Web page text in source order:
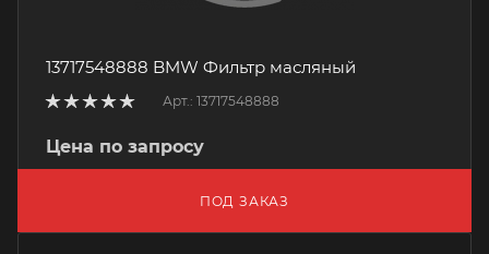
13717548888 BMW Фильтр масляный
Арт.: 13717548888
Цена по запросу
ПОД ЗАКАЗ